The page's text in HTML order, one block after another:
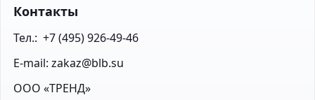
Контакты
Тел.:  +7 (495) 926-49-46
E-mail: zakaz@blb.su
ООО «ТРЕНД»